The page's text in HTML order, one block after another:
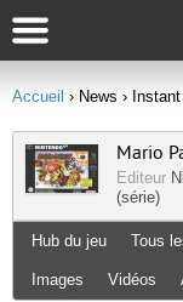
Accueil › News ›
Mario
Editeur
(série)
Hub du jeu Tous
Images Vidéos